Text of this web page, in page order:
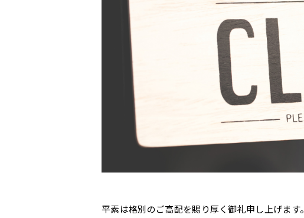
平素は格別のご高配を賜り厚く御礼申し上げます。